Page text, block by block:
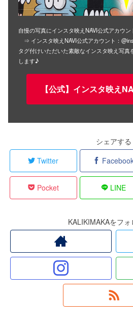
自慢の写真にインスタ映えNAVI公式アカウン
⇒ インスタ映えNAVI公式アカウント：
タグ付けいただいた素敵なインスタ映え写真
します♪
【公式】インスタ映え
シェアする
Twitter
Pocket LINE
KALIKIMAKAをフォ